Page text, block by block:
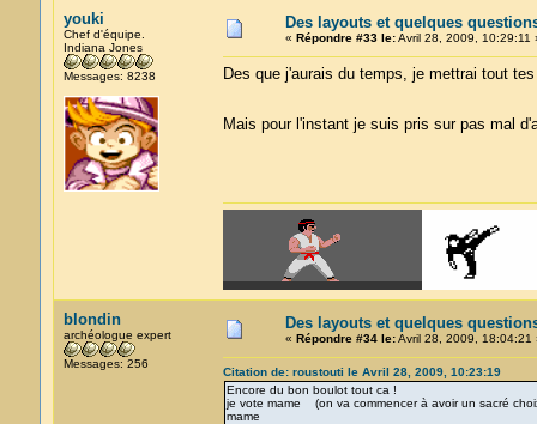
youki
Chef d'équipe.
Indiana Jones
Messages: 8238
Des layouts et quelques
« Répondre #33 le:Avril 28, 2009, 10:29:11
Des que j'aurais du temps, je mettrai tout
Mais pour l'instant je suis pris sur pas mal
blondin
archéologue expert
Messages: 256
Des layouts et quelques
« Répondre #34 le:Avril 28, 2009, 18:04:21
Citation de: roustouti le Avril 28, 2009, 10:23:19
Encore du bon boulot tout ca !
je vote mame (on va commencer à avoir un sacré
mame